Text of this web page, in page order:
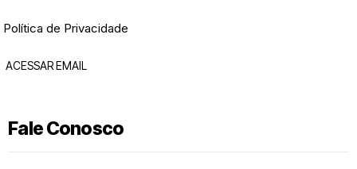
Política de Privacidade
ACESSAR EMAIL
Fale Conosco